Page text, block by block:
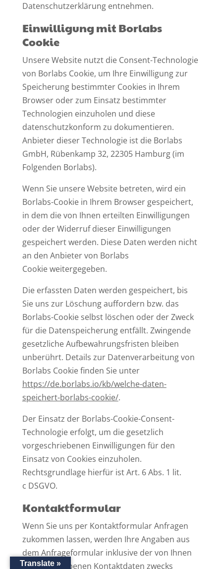
Datenschutzerklärung entnehmen.
Einwilligung mit Borlabs
Cookie
Unsere Website nutzt die Consent-Technologie
von Borlabs Cookie, um Ihre Einwilligung zur
Speicherung bestimmter Cookies in Ihrem
Browser oder zum Einsatz bestimmter
Technologien einzuholen und diese
datenschutzkonform zu dokumentieren.
Anbieter dieser Technologie ist die Borlabs
GmbH, Rübenkamp 32, 22305 Hamburg (im
Folgenden Borlabs).
Wenn Sie unsere Website betreten, wird ein
Borlabs-Cookie in Ihrem Browser gespeichert,
in dem die von Ihnen erteilten Einwilligungen
oder der Widerruf dieser Einwilligungen
gespeichert werden. Diese Daten werden nicht
an den Anbieter von Borlabs
Cookie weitergegeben.
Die erfassten Daten werden gespeichert, bis
Sie uns zur Löschung auffordern bzw. das
Borlabs-Cookie selbst löschen oder der Zweck
für die Datenspeicherung entfällt. Zwingende
gesetzliche Aufbewahrungsfristen bleiben
unberührt. Details zur Datenverarbeitung von
Borlabs Cookie finden Sie unter
https://de.borlabs.io/kb/welche-daten-
speichert-borlabs-cookie/.
Der Einsatz der Borlabs-Cookie-Consent-
Technologie erfolgt, um die gesetzlich
vorgeschriebenen Einwilligungen für den
Einsatz von Cookies einzuholen.
Rechtsgrundlage hierfür ist Art. 6 Abs. 1 lit.
c DSGVO.
Kontaktformular
Wenn Sie uns per Kontaktformular Anfragen
zukommen lassen, werden Ihre Angaben aus
dem Anfrageformular inklusive der von Ihnen
dort angegebenen Kontaktdaten zwecks
Translate »